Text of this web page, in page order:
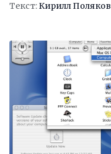
Текст: Кирилл Поляков